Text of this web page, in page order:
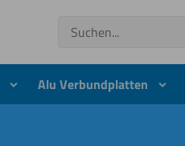
Suchen
Alu Verbundplatten